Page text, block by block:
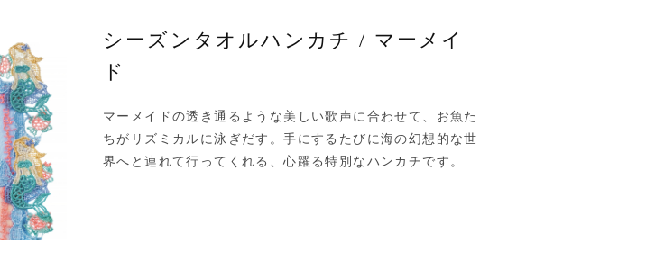
シーズンタオルハンカチ / マーメイ
ド
マーメイドの透き通るような美しい歌声に合わせて、お魚た
ちがリズミカルに泳ぎだす。手にするたびに海の幻想的な世
界へと連れて行ってくれる、心躍る特別なハンカチです。